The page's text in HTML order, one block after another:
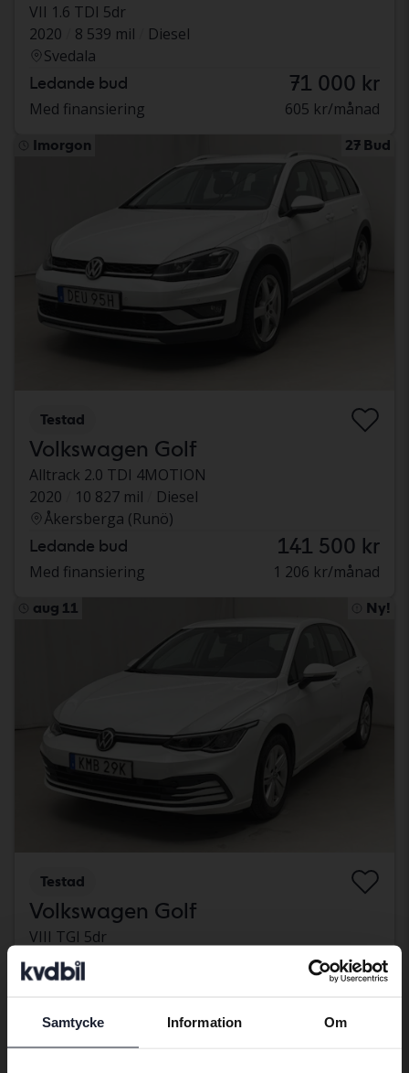
Samtycke Information Om
VII 1.6 TDI 5dr
2020
8 539 mil
Diesel
Svedala
Ledande bud 71 000 kr
Med finansiering 605 kr/månad
Imorgon 27 Bud
Testad
Volkswagen Golf
Alltrack 2.0 TDI 4MOTION
2020
10 827 mil
Diesel
Åkersberga (Runö)
Ledande bud 141 500 kr
Med finansiering 1 206 kr/månad
aug 11 Ny!
Testad
Volkswagen Golf
VIII TGI 5dr
2023
1 490 mil
Åkersberga (Runö)
Med finansiering 895 kr/månad
Preferred language